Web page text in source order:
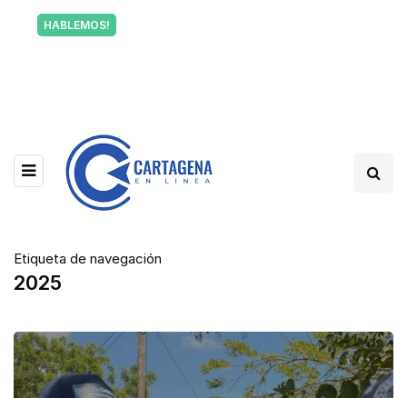
HABLEMOS!
Etiqueta de navegación
2025